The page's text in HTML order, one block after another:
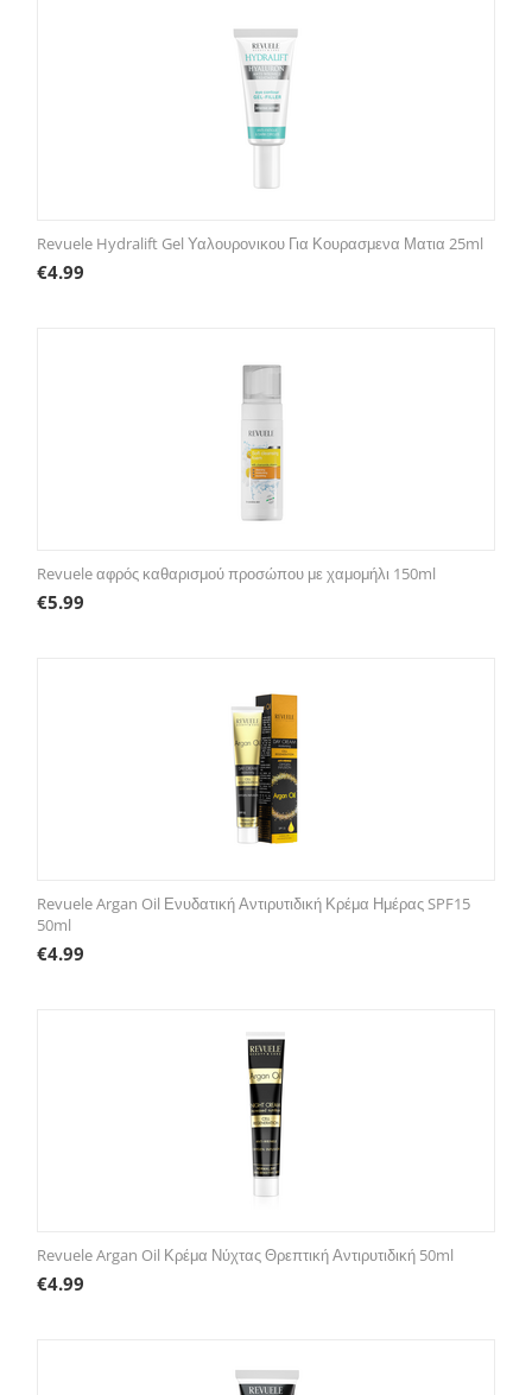
Revuele Hydralift Gel Υαλουρονικου Για Κουρασμενα Ματια 25ml
€4.99
Revuele αφρός καθαρισμού προσώπου με χαμομήλι 150ml
€5.99
Revuele Argan Oil Ενυδατική Αντιρυτιδική Κρέμα Ημέρας SPF15
50ml
€4.99
Revuele Argan Oil Κρέμα Νύχτας Θρεπτική Αντιρυτιδική 50ml
€4.99